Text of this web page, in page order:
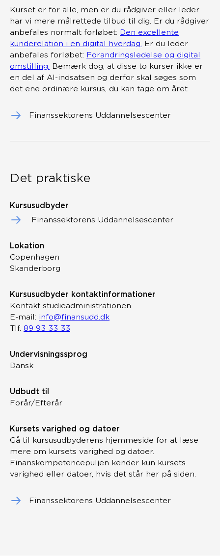
Kurset er for alle, men er du rådgiver eller leder
har vi mere målrettede tilbud til dig. Er du rådgiver
anbefales normalt forløbet: Den excellente
kunderelation i en digital hverdag. Er du leder
anbefales forløbet: Forandringsledelse og digital
omstilling. Bemærk dog, at disse to kurser ikke er
en del af AI-indsatsen og derfor skal søges som
det ene ordinære kursus, du kan tage om året
Finanssektorens Uddannelsescenter
Det praktiske
Kursusudbyder
Finanssektorens Uddannelsescenter
Lokation
Copenhagen
Skanderborg
Kursusudbyder kontaktinformationer
Kontakt studieadministrationen
E-mail: info@finansudd.dk
Tlf. 89 93 33 33
Undervisningssprog
Dansk
Udbudt til
Forår/Efterår
Kursets varighed og datoer
Gå til kursusudbyderens hjemmeside for at læse
mere om kursets varighed og datoer.
Finanskompetencepuljen kender kun kursets
varighed eller datoer, hvis det står her på siden.
Finanssektorens Uddannelsescenter